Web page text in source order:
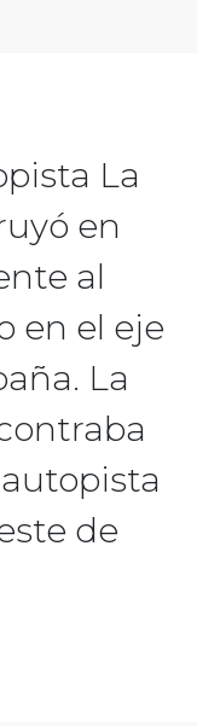
La
en
al
en el eje
La
de